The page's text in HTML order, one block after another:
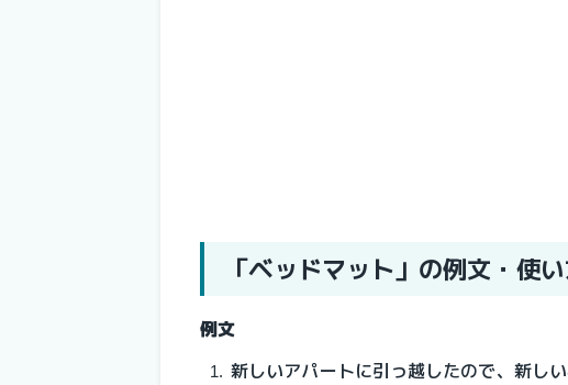
「ベッドマット」の例文・使
例文
新しいアパートに引っ越したので、新し